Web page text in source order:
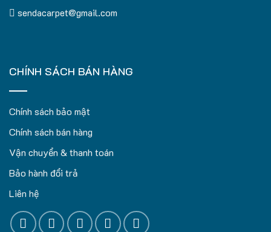
sendacarpet@gmail.com
CHÍNH SÁCH BÁN HÀNG
Chính sách bảo mật
Chính sách bán hàng
Vận chuyển & thanh toán
Bảo hành đổi trả
Liên hệ